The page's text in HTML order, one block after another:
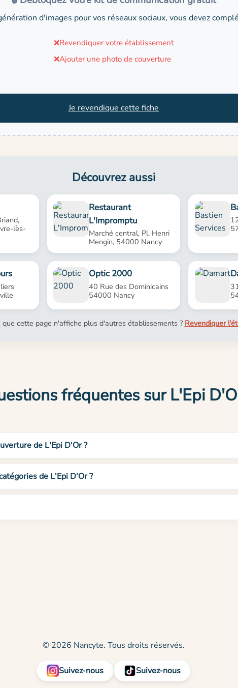
d'images pour vos réseaux sociaux, vous devez
❌Revendiquer votre établissement
❌Ajouter une photo de couverture
Je revendique cette fiche
Découvrez aussi
lès-
Restaurant
L'Impromptu
Marché central, Pl. Henri
Mengin, 54000 Nancy
Optic 2000
40 Rue des Dominicains
54000 Nancy
que cette page n'affiche plus d'autres établissements ? Revendiquer
fréquentes sur L'Epi
de L'Epi D'Or ?
de L'Epi D'Or ?
© 2026 Nancyte. Tous droits réservés.
Suivez-nous Suivez-nous